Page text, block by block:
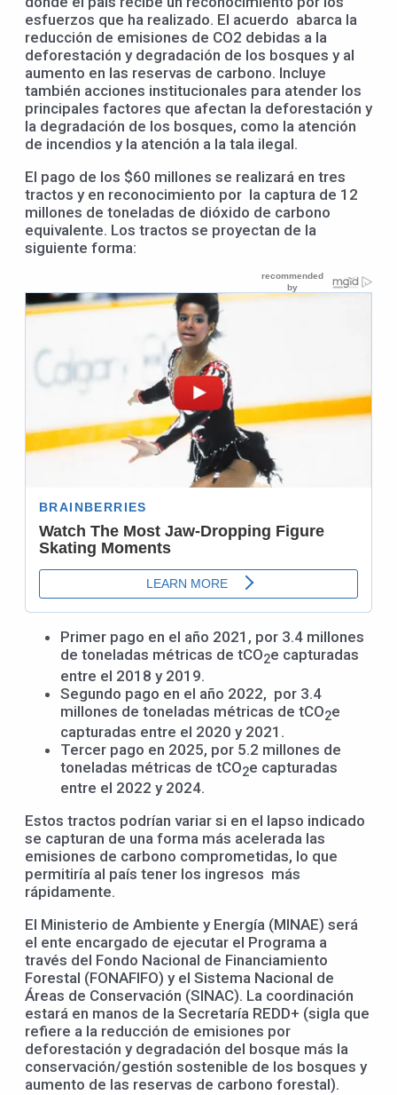
esfuerzos que ha realizado. El acuerdo abarca la
reducción de emisiones de CO2 debidas a la
deforestación y degradación de los bosques y al
aumento en las reservas de carbono. Incluye
también acciones institucionales para atender los
principales factores que afectan la deforestación y
la degradación de los bosques, como la atención
de incendios y la atención a la tala ilegal.
El pago de los $60 millones se realizará en tres
tractos y en reconocimiento por la captura de 12
millones de toneladas de dióxido de carbono
equivalente. Los tractos se proyectan de la
siguiente forma:
Primer pago en el año 2021, por 3.4 millones
de toneladas métricas de tCO2e capturadas
entre el 2018 y 2019.
Segundo pago en el año 2022, por 3.4
millones de toneladas métricas de tCO2e
capturadas entre el 2020 y 2021.
Tercer pago en 2025, por 5.2 millones de
toneladas métricas de tCO2e capturadas
entre el 2022 y 2024.
Estos tractos podrían variar si en el lapso indicado
se capturan de una forma más acelerada las
emisiones de carbono comprometidas, lo que
permitiría al país tener los ingresos más
rápidamente.
El Ministerio de Ambiente y Energía (MINAE) será
el ente encargado de ejecutar el Programa a
través del Fondo Nacional de Financiamiento
Forestal (FONAFIFO) y el Sistema Nacional de
Áreas de Conservación (SINAC). La coordinación
estará en manos de la Secretaría REDD+ (sigla que
refiere a la reducción de emisiones por
deforestación y degradación del bosque más la
conservación/gestión sostenible de los bosques y
aumento de las reservas de carbono forestal).